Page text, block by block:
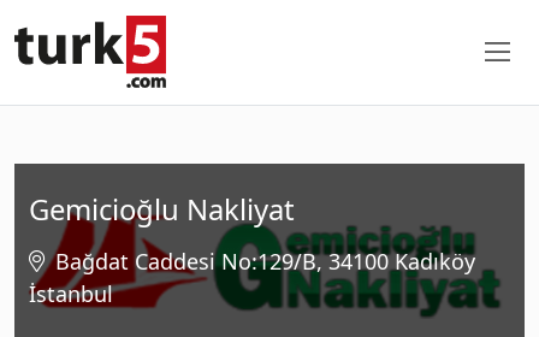
Gemicioğlu Nakliyat
Bağdat Caddesi No:129/B, 34100 Kadıköy
İstanbul